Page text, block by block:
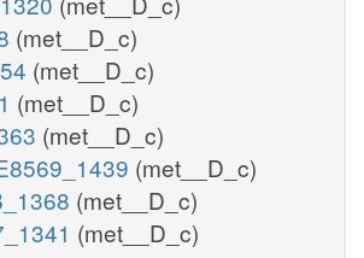
(met__D_c)
(met__D_c)
(met__D_c)
(met__D_c)
(met__D_c)
(met__D_c)
(met__D_c)